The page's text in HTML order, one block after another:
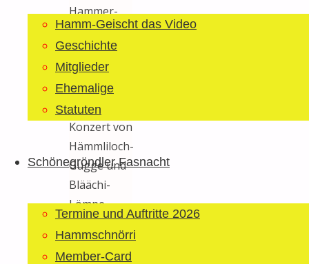
Hamm-Geischt das Video
Geschichte
Mitglieder
Ehemalige
Statuten
Schönegröndler Fasnacht
Termine und Auftritte 2026
Hammschnörri
Member-Card
Hammer-
Fasnacht
2012 um 12
Uhr mit
dem
gemeinsamen
Konzert von
Hämmliloch-
Gugge und
Bläächi-
Lömpe.
Fotos:
Tante